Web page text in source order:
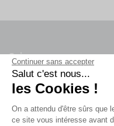
Continuer sans accepter
Salut c'est nous...
les Cookies !
On a attendu d'être sûrs que
ce site vous intéresse avant
Suivez-nous
Newsletter